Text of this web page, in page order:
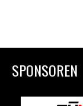
SPONSOREN